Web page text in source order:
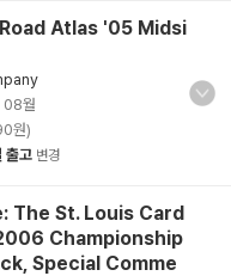
Atlas '05 Midsi
월
원)
고 변경
The St. Louis Card
Championship
Special Comme